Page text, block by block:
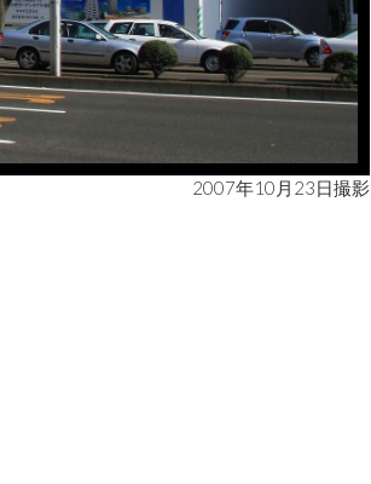
2007年10月23日撮影